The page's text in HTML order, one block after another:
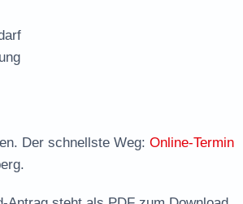
Der schnellste Weg: Online-Termin